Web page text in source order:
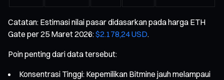
Catatan: Estimasi nilai pasar didasarkan pada harga ETH
Gate per 25 Maret 2026:$2.178,24 USD.
Poin penting dari data tersebut:
Konsentrasi Tinggi: Kepemilikan Bitmine jauh melampaui